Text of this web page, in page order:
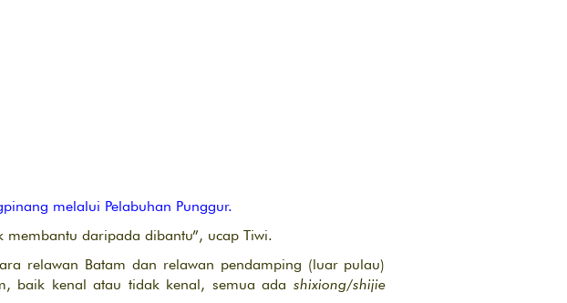
melalui Pelabuhan Punggur.
daripada dibantu”, ucap Tiwi.
relawan Batam dan relawan pendamping (luar pulau)
baik kenal atau tidak kenal, semua ada shixiong/shijie